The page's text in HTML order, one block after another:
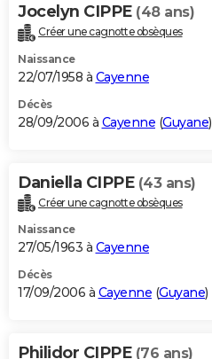
Jocelyn CIPPE (48 ans)
Créer une cagnotte obsèques
Naissance
22/07/1958 à Cayenne
Décès
28/09/2006 à Cayenne (Guyane)
Daniella CIPPE (43 ans)
Créer une cagnotte obsèques
Naissance
27/05/1963 à Cayenne
Décès
17/09/2006 à Cayenne (Guyane)
Philidor CIPPE (76 ans)